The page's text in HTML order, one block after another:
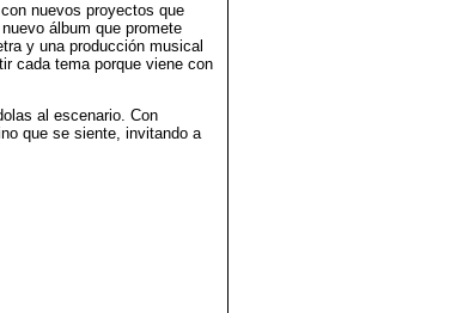
nuevos proyectos que
álbum que promete
y una producción musical
cada tema porque viene con
al escenario. Con
que se siente, invitando a